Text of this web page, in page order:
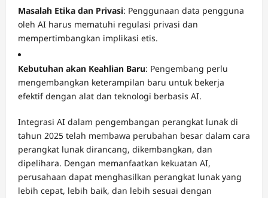
Masalah Etika dan Privasi: Penggunaan data pengguna
oleh AI harus mematuhi regulasi privasi dan
mempertimbangkan implikasi etis.
Kebutuhan akan Keahlian Baru: Pengembang perlu
mengembangkan keterampilan baru untuk bekerja
efektif dengan alat dan teknologi berbasis AI.
Integrasi AI dalam pengembangan perangkat lunak di
tahun 2025 telah membawa perubahan besar dalam cara
perangkat lunak dirancang, dikembangkan, dan
dipelihara. Dengan memanfaatkan kekuatan AI,
perusahaan dapat menghasilkan perangkat lunak yang
lebih cepat, lebih baik, dan lebih sesuai dengan